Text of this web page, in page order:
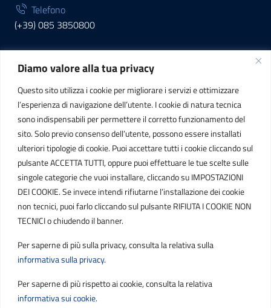
Diamo valore alla tua privacy
Questo sito utilizza i cookie per migliorare i servizi e ottimizzare
l’esperienza di navigazione dell’utente. I cookie di natura tecnica
sono indispensabili per permettere il corretto funzionamento del
sito. Solo previo consenso dell’utente, possono essere installati
ulteriori tipologie di cookie. Puoi accettare tutti i cookie cliccando sul
pulsante ACCETTA TUTTI, oppure puoi effettuare le tue scelte sulle
singole categorie che vuoi installare, cliccando su IMPOSTAZIONI
DEI COOKIE. Se invece intendi rifiutarne l’installazione dei cookie
non tecnici, puoi farlo cliccando sul pulsante RIFIUTA I COOKIE NON
TECNICI o chiudendo il banner.
Per saperne di più sulla privacy, consulta la relativa sulla
informativa sulla privacy.
Per saperne di più rispetto ai cookie, consulta la relativa
informativa sui cookie.
Telefono
(+39) 085 3850800
INFORMAZIONI
C.F. / P.IVA
IT01807790686
POSTA ELETTRONICA
PEC
protocollo.sogetspa@pec.it
contribuenti@sogetspa.it
SEGUICI SU